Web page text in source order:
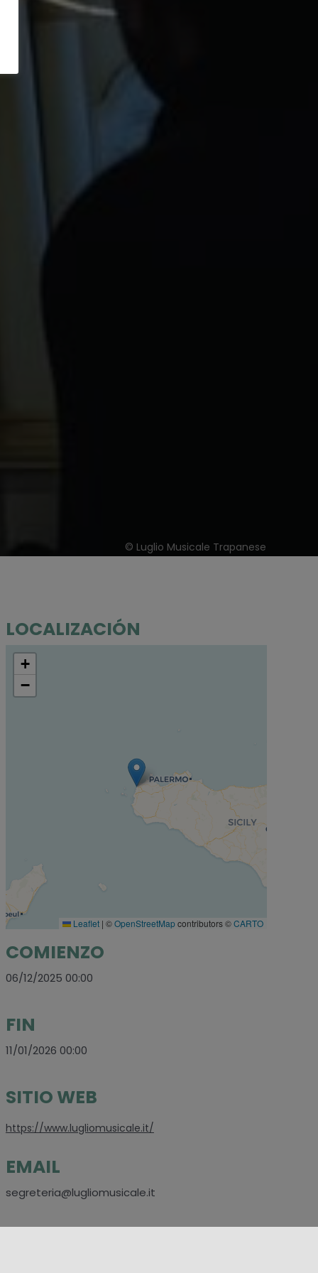
© Luglio Musicale Trapanese
LOCALIZACIÓN
+
−
Leaflet | ©OpenStreetMapcontributors ©CARTO
COMIENZO
06/12/2025 00:00
FIN
11/01/2026 00:00
SITIO WEB
https://www.lugliomusicale.it/
EMAIL
segreteria@lugliomusicale.it